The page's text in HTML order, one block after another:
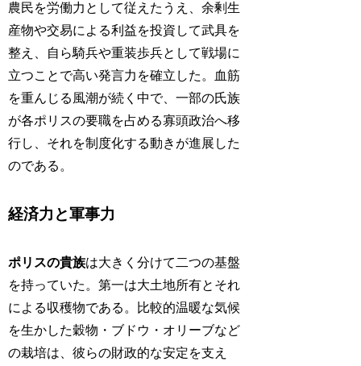
農民を労働力として従えたうえ、余剰生
産物や交易による利益を投資して武具を
整え、自ら騎兵や重装歩兵として戦場に
立つことで高い発言力を確立した。血筋
を重んじる風潮が続く中で、一部の氏族
が各ポリスの要職を占める寡頭政治へ移
行し、それを制度化する動きが進展した
のである。
経済力と軍事力
ポリスの貴族は大きく分けて二つの基盤
を持っていた。第一は大土地所有とそれ
による収穫物である。比較的温暖な気候
を生かした穀物・ブドウ・オリーブなど
の栽培は、彼らの財政的な安定を支え